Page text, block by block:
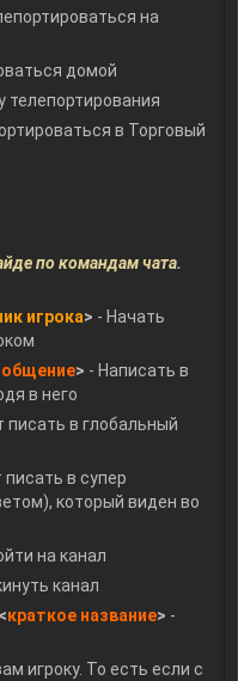
на
домой
телепортирования
в Торговый
по командам чата.
игрока> - Начать
> - Написать в
в него
писать в глобальный
писать в супер
который виден во
на канал
канал
краткое название> -
игроку. То есть если с